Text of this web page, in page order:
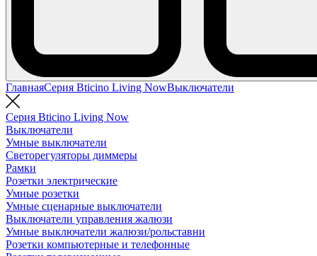
ГлавнаяСерия Bticino Living NowВыключатели
Серия Bticino Living Now
Выключатели
Умные выключатели
Светорегуляторы диммеры
Рамки
Розетки электрические
Умные розетки
Умные сценарные выключатели
Выключатели управления жалюзи
Умные выключатели жалюзи/рольставни
Розетки компьютерные и телефонные